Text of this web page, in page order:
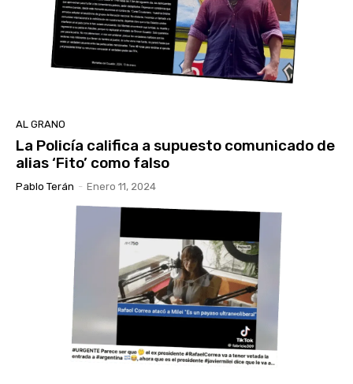
AL GRANO
La Policía califica a supuesto comunicado de
alias ‘Fito’ como falso
Pablo Terán - Enero 11, 2024